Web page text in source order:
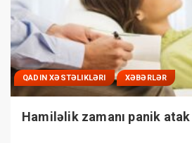
QADIN XƏSTƏLIKLƏRI XƏBƏRLƏR
Hamiləlik zamanı panik atak